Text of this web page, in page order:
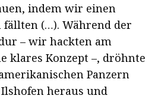
indem wir einen
fällten (…). Während der
– wir hackten am
klares Konzept –, dröhnte
Panzern
heraus und